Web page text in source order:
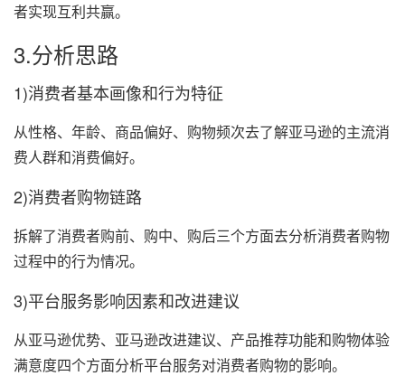
者实现互利共赢。
3.分析思路
1)消费者基本画像和行为特征
从性格、年龄、商品偏好、购物频次去了解亚马逊的主流消
费人群和消费偏好。
2)消费者购物链路
拆解了消费者购前、购中、购后三个方面去分析消费者购物
过程中的行为情况。
3)平台服务影响因素和改进建议
从亚马逊优势、亚马逊改进建议、产品推荐功能和购物体验
满意度四个方面分析平台服务对消费者购物的影响。